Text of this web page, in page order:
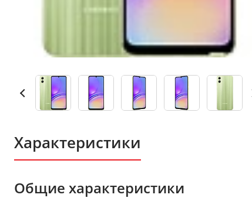
Характеристики
Общие характеристики